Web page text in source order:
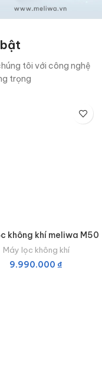
tôi với công nghệ
trọng
không khí meliwa M50
Máy lọc không khí
9.990.000 ₫